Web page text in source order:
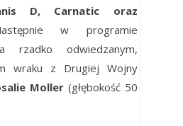
D, Carnatic oraz
w programie
rzadko odwiedzanym,
wraku z Drugiej Wojny
Moller (głębokość 50